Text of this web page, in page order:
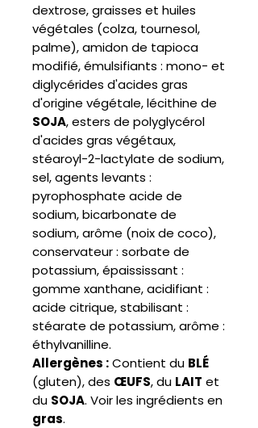
dextrose, graisses et huiles
végétales (colza, tournesol,
palme), amidon de tapioca
modifié, émulsifiants : mono- et
diglycérides d'acides gras
d'origine végétale, lécithine de
SOJA, esters de polyglycérol
d'acides gras végétaux,
stéaroyl-2-lactylate de sodium,
sel, agents levants :
pyrophosphate acide de
sodium, bicarbonate de
sodium, arôme (noix de coco),
conservateur : sorbate de
potassium, épaississant :
gomme xanthane, acidifiant :
acide citrique, stabilisant :
stéarate de potassium, arôme :
éthylvanilline.
Allergènes :Contient du BLÉ
(gluten), des ŒUFS, du LAIT et
du SOJA. Voir les ingrédients en
gras.